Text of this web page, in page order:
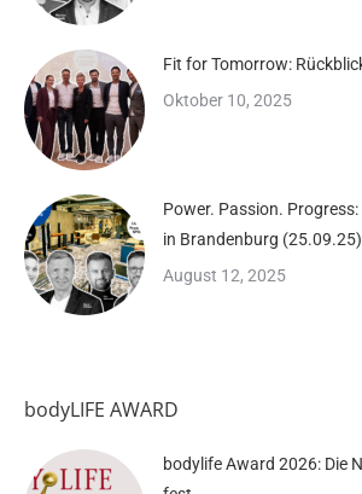
Fit for Tomorrow:
Oktober 10, 2025
Power. Passion.
in Brandenburg (25.09.25)
August 12, 2025
bodyLIFE AWARD
bodylife Award 2026: Die